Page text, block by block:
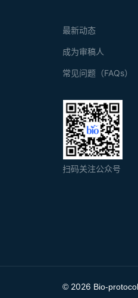
最新动态
成为审稿人
常见问题（FAQs）
扫码关注公众号
© 2026 Bio-